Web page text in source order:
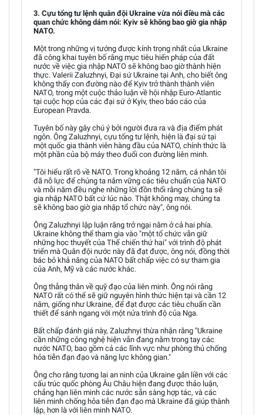
3. Cựu tổng tư lệnh quân đội Ukraine vừa nói điều mà các
quan chức không dám nói: Kyiv sẽ không bao giờ gia nhập
NATO.
Một trong những vị tướng được kính trọng nhất của Ukraine
đã công khai tuyên bố rằng mục tiêu hiến pháp của đất
nước về việc gia nhập NATO sẽ không bao giờ thành hiện
thực. Valerii Zaluzhnyi, Đại sứ Ukraine tại Anh, cho biết ông
không thấy con đường nào để Kyiv trở thành thành viên
NATO, trong một cuộc thảo luận về hội nhập Euro-Atlantic
tại cuộc họp của các đại sứ ở Kyiv, theo báo cáo của
European Pravda.
Tuyên bố này gây chú ý bởi người đưa ra và địa điểm phát
ngôn. Ông Zaluzhnyi, cựu tổng tư lệnh, hiện là đại sứ tại
một quốc gia thành viên hàng đầu của NATO, chính thức là
một phần của bộ máy theo đuổi con đường liên minh.
"Tôi hiểu rất rõ về NATO. Trong khoảng 12 năm, cá nhân tôi
đã nỗ lực để chúng ta nắm vững các tiêu chuẩn của NATO
và mỗi năm đều nghe những lời đồn thổi rằng chúng ta sẽ
gia nhập NATO bất cứ lúc nào. Thật không may, chúng ta
sẽ không bao giờ gia nhập tổ chức này", ông nói.
Ông Zaluzhnyi lập luận rằng trở ngại nằm ở cả hai phía.
Ukraine không thể tham gia vào "một tổ chức vẫn giữ
những học thuyết của Thế chiến thứ hai" với trình độ phát
triển mà Quân đội nước này đã đạt được, ông nói, đồng thời
bác bỏ khả năng của NATO bất chấp việc có sự tham gia
của Anh, Mỹ và các nước khác.
Ông thẳng thắn về quỹ đạo của liên minh. Ông nói rằng
NATO rất có thể sẽ giữ nguyên hình thức hiện tại và cần 12
năm, giống như Ukraine, để đạt được các tiêu chuẩn cần
thiết để sánh ngang với một nửa trình độ của Nga.
Bất chấp đánh giá này, Zaluzhnyi thừa nhận rằng "Ukraine
cần những công nghệ hiện vẫn đang nằm trong tay các
nước NATO, bao gồm cả các lĩnh vực như phòng thủ chống
hỏa tiễn đạn đạo và năng lực không gian."
Ông cho rằng tương lai an ninh của Ukraine gắn liền với các
cấu trúc quốc phòng Âu Châu hiện đang được thảo luận,
chẳng hạn liên minh các nước sẵn sàng hợp tác, và các
liên minh chống hỏa tiễn đạn đạo mà Ukraine đã giúp thành
lập, hơn là với liên minh NATO.